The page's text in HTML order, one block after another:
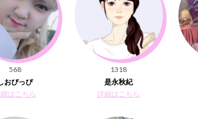
568
おぴっぴ
はこちら
1318
是永秋紀
詳細はこちら